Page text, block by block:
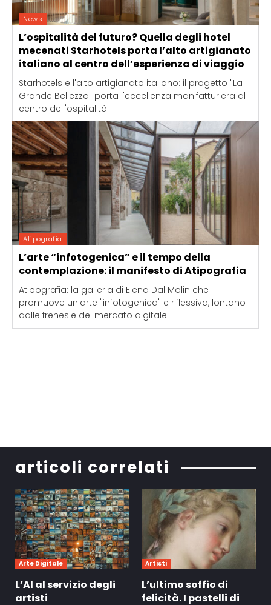
News
L’ospitalità del futuro? Quella degli hotel
mecenati Starhotels porta l’alto artigianato
italiano al centro dell’esperienza di viaggio
Starhotels e l'alto artigianato italiano: il progetto "La
Grande Bellezza" porta l'eccellenza manifatturiera al
centro dell'ospitalità.
Atipografia
L’arte “infotogenica” e il tempo della
contemplazione: il manifesto di Atipografia
Atipografia: la galleria di Elena Dal Molin che
promuove un'arte "infotogenica" e riflessiva, lontano
dalle frenesie del mercato digitale.
articoli correlati
Arte Digitale
L’AI al servizio degli
artisti
Artisti
L’ultimo soffio di
felicità. I pastelli di